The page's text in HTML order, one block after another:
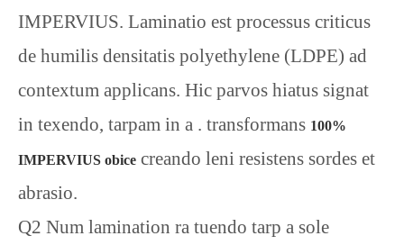
IMPERVIUS. Laminatio est processus criticus
de humilis densitatis polyethylene (LDPE) ad
contextum applicans. Hic parvos hiatus signat
in texendo, tarpam in a . transformans 100%
IMPERVIUS obice creando leni resistens sordes et
abrasio.
Q2 Num lamination ra tuendo tarp a sole